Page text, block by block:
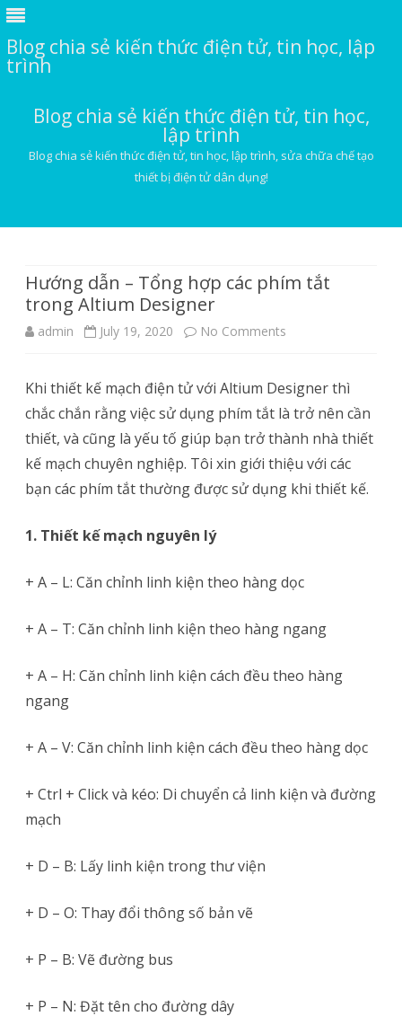
Blog chia sẻ kiến thức điện tử, tin học, lập
trình
Blog chia sẻ kiến thức điện tử, tin học,
lập trình
Blog chia sẻ kiến thức điện tử, tin học, lập trình, sửa chữa chế tạo
thiết bị điện tử dân dụng!
Hướng dẫn – Tổng hợp các phím tắt
trong Altium Designer
admin July 19, 2020 No Comments
dẫn
–
Tổng
hợp
tắt
Designer
Khi thiết kế mạch điện tử với Altium Designer thì
chắc chắn rằng việc sử dụng phím tắt là trở nên cần
thiết, và cũng là yếu tố giúp bạn trở thành nhà thiết
kế mạch chuyên nghiệp. Tôi xin giới thiệu với các
bạn các phím tắt thường được sử dụng khi thiết kế.
1. Thiết kế mạch nguyên lý
+ A – L: Căn chỉnh linh kiện theo hàng dọc
+ A – T: Căn chỉnh linh kiện theo hàng ngang
+ A – H: Căn chỉnh linh kiện cách đều theo hàng
ngang
+ A – V: Căn chỉnh linh kiện cách đều theo hàng dọc
+ Ctrl + Click và kéo: Di chuyển cả linh kiện và đường
mạch
+ D – B: Lấy linh kiện trong thư viện
+ D – O: Thay đổi thông số bản vẽ
+ P – B: Vẽ đường bus
+ P – N: Đặt tên cho đường dây